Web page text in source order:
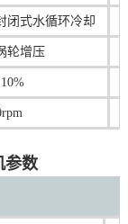
闭式水循环冷却
轮增压
参数